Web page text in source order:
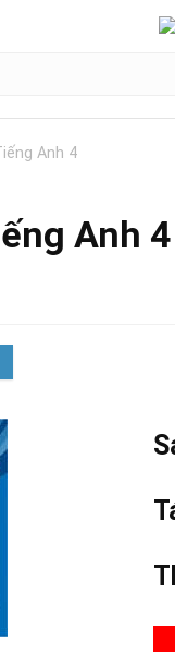
Anh 4
Anh 4